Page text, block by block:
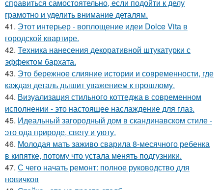
справиться самостоятельно, если подойти к делу
грамотно и уделить внимание деталям.
41. Этот интерьер - воплощение идеи Dolce Vita в
городской квартире.
42. Техника нанесения декоративной штукатурки с
эффектом бархата.
43. Это бережное слияние истории и современности, где
каждая деталь дышит уважением к прошлому.
44. Визуализация стильного коттеджа в современном
исполнении - это настоящее наслаждение для глаз.
45. Идеальный загородный дом в скандинавском стиле -
это ода природе, свету и уюту.
46. Молодая мать заживо сварила 8-месячного ребенка
в кипятке, потому что устала менять подгузники.
47. С чего начать ремонт: полное руководство для
новичков